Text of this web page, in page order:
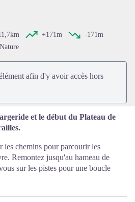
+171m
-171m
afin d'y avoir accès hors
et le début du Plateau de
les chemins pour parcourir les
Remontez jusqu'au hameau de
sur les pistes pour une boucle